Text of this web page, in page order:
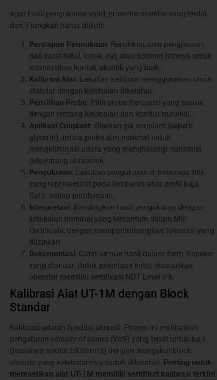
Agar hasil pengukuran valid, prosedur standar yang terdiri
dari 7 langkah harus diikuti:
Persiapan Permukaan: Bersihkan area pengukuran
dari karat tebal, kerak, cat, atau kotoran lainnya untuk
memastikan kontak akustik yang baik.
Kalibrasi Alat: Lakukan kalibrasi menggunakan block
standar dengan ketebalan diketahui.
Pemilihan Probe: Pilih probe frekuensi yang sesuai
dengan rentang ketebalan dan kondisi material.
Aplikasi Couplant: Oleskan gel couplant (seperti
glycerin) antara probe dan material untuk
mengeliminasi udara yang menghalangi transmisi
gelombang ultrasonik.
Pengukuran: Lakukan pengukuran di beberapa titik
yang representatif pada lembaran atau profil baja.
Catat setiap pembacaan.
Interpretasi: Bandingkan hasil pengukuran dengan
ketebalan nominal yang tercantum dalam Mill
Certificate, dengan mempertimbangkan toleransi yang
diizinkan.
Dokumentasi: Catat semua hasil dalam form inspeksi
yang standar. Untuk pekerjaan kritis, disarankan
operator memiliki sertifikasi NDT Level I/II.
Kalibrasi Alat UT-1M dengan Block
Standar
Kalibrasi adalah fondasi akurasi. Proses ini melibatkan
pengaturan velocity of sound (VoS) yang tepat untuk baja
(biasanya sekitar 5920 m/s) dengan mengukur block
standar yang ketebalannya sudah diketahui. Penting untuk
memastikan alat UT-1M memiliki sertifikat kalibrasi terkini